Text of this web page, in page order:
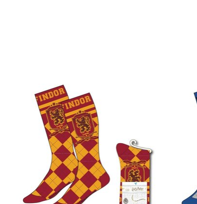
Items van productcarrousel